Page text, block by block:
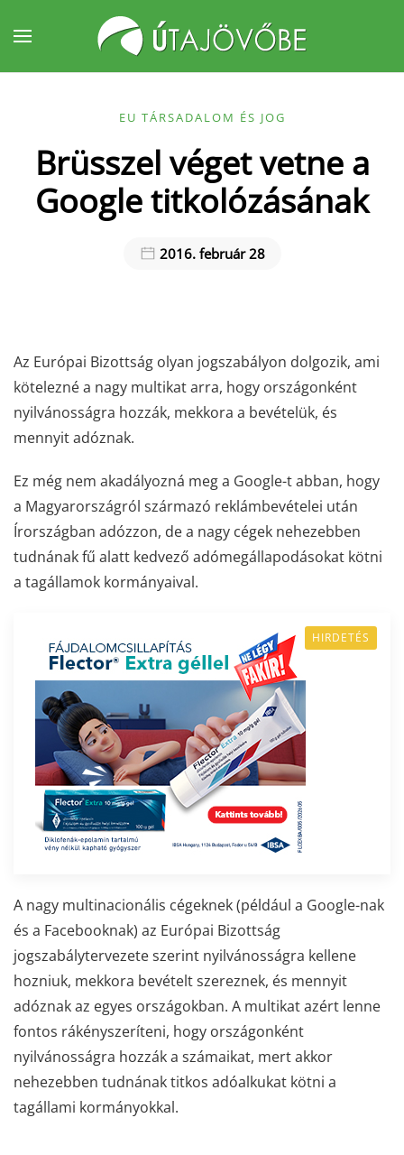
Fő tartalom átugrása
EU TÁRSADALOM ÉS JOG
Brüsszel véget vetne a
Google titkolózásának
2016. február 28
Az Európai Bizottság olyan jogszabályon dolgozik, ami
kötelezné a nagy multikat arra, hogy országonként
nyilvánosságra hozzák, mekkora a bevételük, és
mennyit adóznak.
Ez még nem akadályozná meg a Google-t abban, hogy
a Magyarországról származó reklámbevételei után
Írországban adózzon, de a nagy cégek nehezebben
tudnának fű alatt kedvező adómegállapodásokat kötni
a tagállamok kormányaival.
HIRDETÉS
A nagy multinacionális cégeknek (például a Google-nak
és a Facebooknak) az Európai Bizottság
jogszabálytervezete szerint nyilvánosságra kellene
hozniuk, mekkora bevételt szereznek, és mennyit
adóznak az egyes országokban. A multikat azért lenne
fontos rákényszeríteni, hogy országonként
nyilvánosságra hozzák a számaikat, mert akkor
nehezebben tudnának titkos adóalkukat kötni a
tagállami kormányokkal.